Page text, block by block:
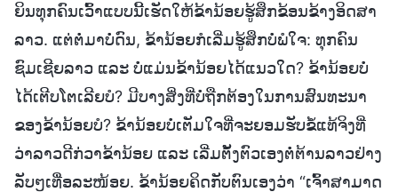
ຍິນທຸກຄົນເວົ້າແບບນີ້ເຮັດໃຫ້ຂ້ານ້ອຍຮູ້ສຶກຂ້ອນຂ້າງອິດສາ
ລາວ. ແຕ່ຕໍ່ມາບໍ່ດົນ, ຂ້ານ້ອຍກໍເລີ່ມຮູ້ສຶກບໍ່ພໍໃຈ: ທຸກຄົນ
ຊົມເຊີຍລາວ ແລະ ບໍ່ແມ່ນຂ້ານ້ອຍໄດ້ແນວໃດ? ຂ້ານ້ອຍບໍ່
ໄດ້ເຕີບໂຕເລີຍບໍ? ມີບາງສິ່ງທີ່ບໍ່ຖືກຕ້ອງໃນການສົນທະນາ
ຂອງຂ້ານ້ອຍບໍ? ຂ້ານ້ອຍບໍ່ເຕັມໃຈທີ່ຈະຍອມຮັບຂໍ້ແທ້ຈິງທີ່
ວ່າລາວດີກ່ວາຂ້ານ້ອຍ ແລະ ເລີ່ມຕັ້ງຕົວເອງຕໍ່ຕ້ານລາວຢ່າງ
ລັບໆເທື່ອລະໜ້ອຍ. ຂ້ານ້ອຍຄິດກັບຕົນເອງວ່າ “ເຈົ້າສາມາດ